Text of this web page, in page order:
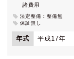
諸費用
法定整備：整備無
保証無し
年式 平成17年